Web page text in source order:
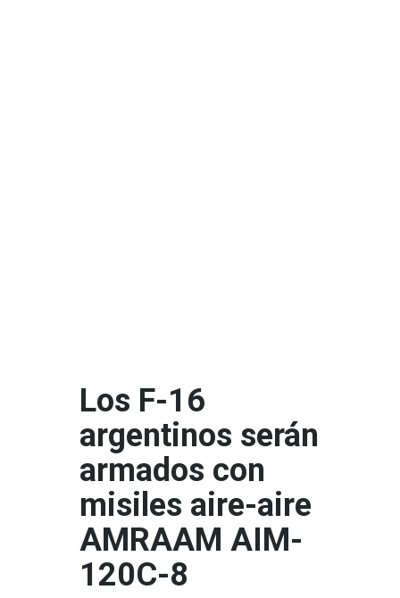
Los F-16
argentinos serán
armados con
misiles aire-aire
AMRAAM AIM-
120C-8